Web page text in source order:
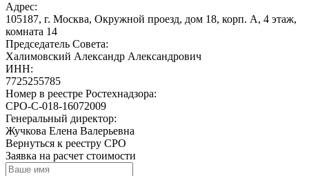
Адрес:
105187, г. Москва, Окружной проезд, дом 18, корп. А, 4 этаж,
комната 14
Председатель Совета:
Халимовский Александр Александрович
ИНН:
7725255785
Номер в реестре Ростехнадзора:
СРО-С-018-16072009
Генеральный директор:
Жучкова Елена Валерьевна
Вернуться к реестру СРО
Заявка на расчет стоимости